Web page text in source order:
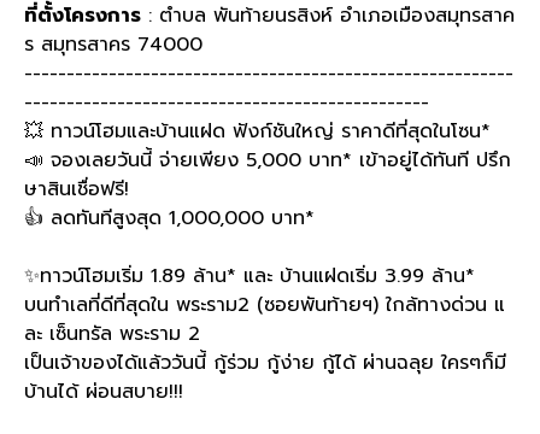
ที่ตั้งโครงการ : ตำบล พันท้ายนรสิงห์ อำเภอเมืองสมุทรสาค
ร สมุทรสาคร 74000
----------------------------------------------------------
------------------------------------------------
💥 ทาวน์โฮมและบ้านแฝด ฟังก์ชันใหญ่ ราคาดีที่สุดในโซน*
📣 จองเลยวันนี้ จ่ายเพียง 5,000 บาท* เข้าอยู่ได้ทันที ปรึก
ษาสินเชื่อฟรี!
👍 ลดทันทีสูงสุด 1,000,000 บาท*
✨ทาวน์โฮมเริ่ม 1.89 ล้าน* และ บ้านแฝดเริ่ม 3.99 ล้าน*
บนทำเลที่ดีที่สุดใน พระราม2 (ซอยพันท้ายฯ) ใกล้ทางด่วน แ
ละ เซ็นทรัล พระราม 2
เป็นเจ้าของได้แล้ววันนี้ กู้ร่วม กู้ง่าย กู้ได้ ผ่านฉลุย ใครๆก็มี
บ้านได้ ผ่อนสบาย!!!